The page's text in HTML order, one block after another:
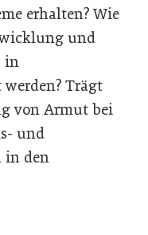
erhalten? Wie
und
in
Trägt
von Armut bei
und
in den